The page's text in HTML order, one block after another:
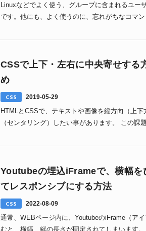
Linuxなどでよく使う、グループに含まれるユー
です。他にも、よく使うのに、忘れがちなコマン
CSSで上下・左右に中央寄せする
め
CSS 2019-05-29
HTMLとCSSで、テキストや画像を縦方向（上
（センタリング）したい事があります。 この課
Youtubeの埋込iFrameで、横幅を
てレスポンシブにする方法
CSS 2022-08-09
通常、WEBページ内に、YoutubeのiFrame（ア
むと、横幅、縦の長さが固定されてしまいます